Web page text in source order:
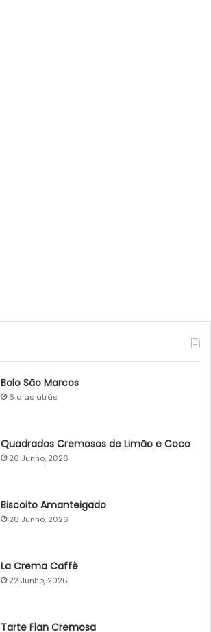
Bolo São Marcos
6 dias atrás
Quadrados Cremosos de Limão e Coco
26 Junho, 2026
Biscoito Amanteigado
26 Junho, 2026
La Crema Caffè
22 Junho, 2026
Tarte Flan Cremosa